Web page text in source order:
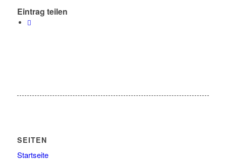
Eintrag teilen
SEITEN
Startseite